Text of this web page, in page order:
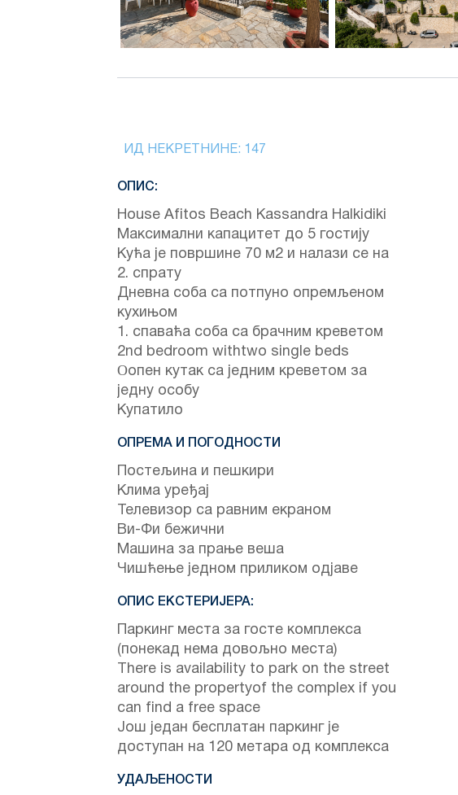
ИД НЕКРЕТНИНЕ: 147
ОПИС:
House Afitos Beach Kassandra Halkidiki
Максимални капацитет до 5 гостију
Кућа је површине 70 м2 и налази се на
2. спрату
Дневна соба са потпуно опремљеном
кухињом
1. спаваћа соба са брачним креветом
2nd bedroom withtwo single beds
Οопен кутак са једним креветом за
једну особу
Купатило
ОПРЕМА И ПОГОДНОСТИ
Постељина и пешкири
Клима уређај
Телевизор са равним екраном
Ви-Фи бежични
Машина за прање веша
Чишћење једном приликом одјаве
ОПИС ЕКСТЕРИЈЕРА:
Паркинг места за госте комплекса
(понекад нема довољно места)
There is availability to park on the street
around the propertyof the complex if you
can find a free space
Још један бесплатан паркинг је
доступан на 120 метара од комплекса
УДАЉЕНОСТИ